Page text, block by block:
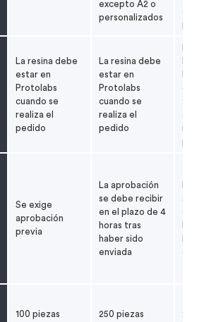
excepto A2 o
personalizados
La resina debe
estar en
Protolabs
cuando se
realiza el
pedido
La resina debe
estar en
Protolabs
cuando se
realiza el
pedido
24
Se exige
aprobación
previa
La aprobación
se debe recibir
en el plazo de 4
horas tras
haber sido
enviada
se
en
100 piezas 250 piezas 250